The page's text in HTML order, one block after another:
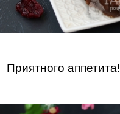
Приятного аппетита!